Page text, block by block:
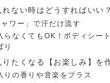
ない時はどうすればいい？
ャワー」で汗だけ流す
らなくてもOK！ボディシー
り
りたくなる【お楽しみ】を
りの香りや音楽をプラス